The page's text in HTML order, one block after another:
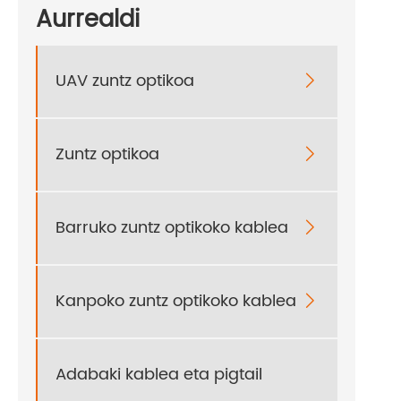
Aurrealdi
UAV zuntz optikoa 
Zuntz optikoa 
Barruko zuntz optikoko kablea 
Kanpoko zuntz optikoko kablea 
Adabaki kablea eta pigtail